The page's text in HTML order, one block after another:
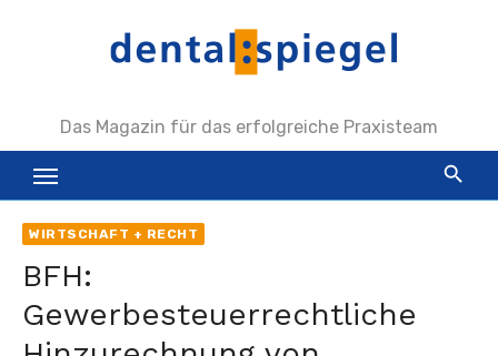
Das Magazin für das erfolgreiche Praxisteam
WIRTSCHAFT + RECHT
BFH:
Gewerbesteuerrechtliche